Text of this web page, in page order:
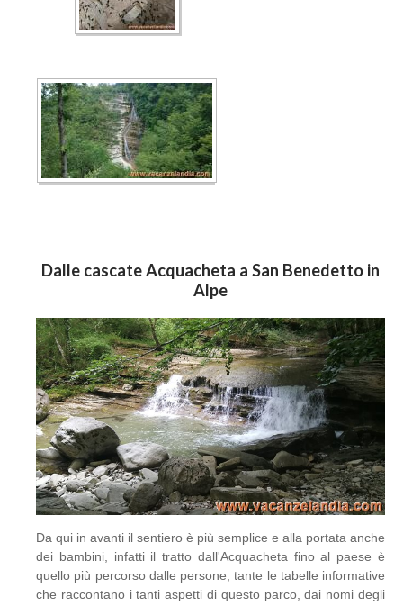
Dalle cascate Acquacheta a San Benedetto in
Alpe
Da qui in avanti il sentiero è più semplice e alla portata anche
dei bambini, infatti il tratto dall'Acquacheta fino al paese è
quello più percorso dalle persone; tante le tabelle informative
che raccontano i tanti aspetti di questo parco, dai nomi degli